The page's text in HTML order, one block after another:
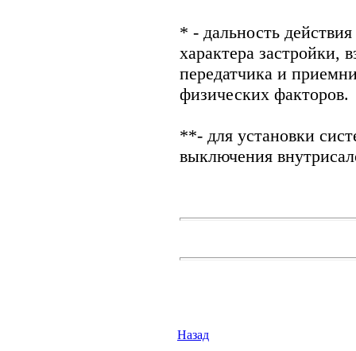
* - дальность
характера застройки,
передатчика и
физических факторов.
**- для установки
выключения
Назад